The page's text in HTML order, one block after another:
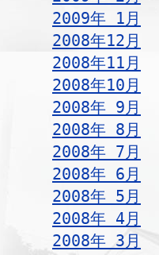
2009年 1月
2008年12月
2008年11月
2008年10月
2008年 9月
2008年 8月
2008年 7月
2008年 6月
2008年 5月
2008年 4月
2008年 3月